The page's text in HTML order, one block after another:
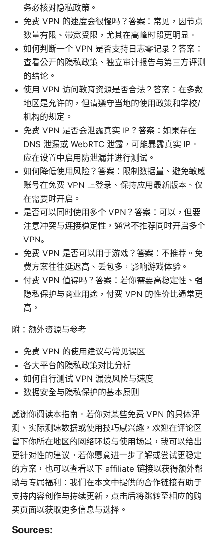
务必核对隐私政策。
免费 VPN 的速度会很慢吗？答案：常见，因节点
数量有限、带宽受限，尤其在高峰时段更明显。
如何判断一个 VPN 是否支持日志零记录？答案：
查看公开的隐私政策、独立审计报告与第三方评测
的结论。
使用 VPN 访问教育资源是否合法？答案：在多数
地区是允许的，但请遵守当地的使用政策和学校/
机构的规定。
免费 VPN 是否会泄露真实 IP？答案：如果存在
DNS 泄漏或 WebRTC 泄露，可能暴露真实 IP。
应在设置中启用防泄漏并进行测试。
如何降低使用风险？答案：限制数据量、避免敏感
账号在免费 VPN 上登录、保持应用最新版本、仅
在需要时开启。
是否可以同时使用多个 VPN？答案：可以，但要
注意冲突与连接稳定性，通常不推荐同时开启多个
VPN。
免费 VPN 是否可以用于游戏？答案：不推荐。免
费方案往往延迟高、丢包多，影响游戏体验。
付费 VPN 值得吗？答案：若你需要高稳定性、强
隐私保护与商业用途，付费 VPN 的性价比通常更
高。
附：额外资源与参考
免费 VPN 的使用建议与常见误区
各大平台的隐私政策对比分析
如何自行测试 VPN 漏洩风险与速度
数据安全与隐私保护的基本原则
感谢你阅读本指南。若你对某些免费 VPN 的具体评
测、实际测速数据或使用技巧感兴趣，欢迎在评论区
留下你所在地区的网络环境与使用场景，我可以给出
更针对性的建议。若你愿意进一步了解或尝试更稳定
的方案，也可以查看以下 affiliate 链接以获得额外帮
助与专属福利：我们在本文中提供的合作链接有助于
支持内容创作与持续更新，点击后将跳转至相应的购
买页面以获取更多信息与选择。
Sources: